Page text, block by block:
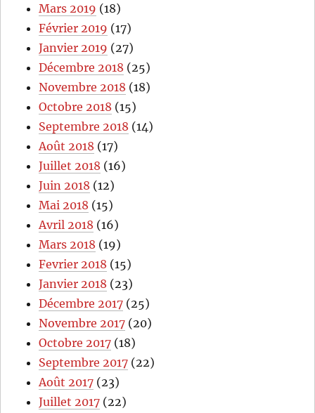
Mars 2019 (18)
Février 2019 (17)
Janvier 2019 (27)
Décembre 2018 (25)
Novembre 2018 (18)
Octobre 2018 (15)
Septembre 2018 (14)
Août 2018 (17)
Juillet 2018 (16)
Juin 2018 (12)
Mai 2018 (15)
Avril 2018 (16)
Mars 2018 (19)
Fevrier 2018 (15)
Janvier 2018 (23)
Décembre 2017 (25)
Novembre 2017 (20)
Octobre 2017 (18)
Septembre 2017 (22)
Août 2017 (23)
Juillet 2017 (22)